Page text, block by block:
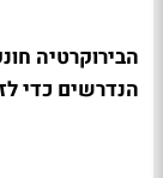
הבירוקרטיה
הנדרשים כדי